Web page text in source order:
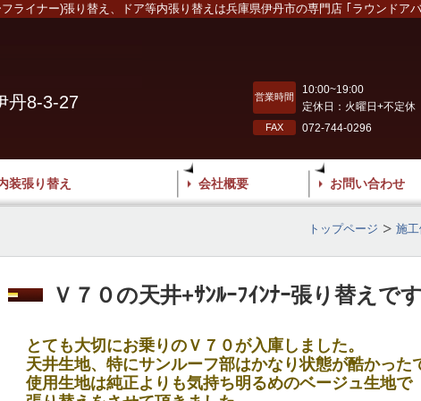
ライナー)張り替え、ドア等内張り替えは兵庫県伊丹市の専門店 ｢ラウンドア
丹8-3-27 営業時間
10:00~19:00
定休日：火曜日+不定休
FAX 072-744-0296
装張り替え 会社概要 お問い合わせ
トップページ 施工
Ｖ７０の天井+ｻﾝﾙｰﾌｲﾝﾅｰ張り替えです
とても大切にお乗りのＶ７０が入庫しました。
天井生地、特にサンルーフ部はかなり状態が酷かった
使用生地は純正よりも気持ち明るめのベージュ生地で